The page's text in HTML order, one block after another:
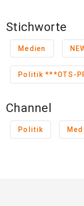
Stichworte
Medien
Politik
Channel
Politik